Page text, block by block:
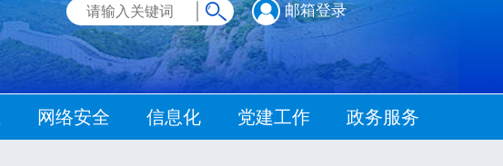
邮箱登录
网络安全 信息化 党建工作 政务服务